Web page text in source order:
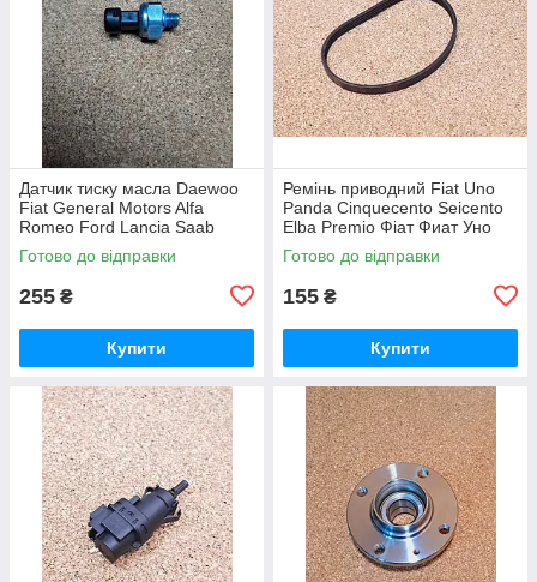
Датчик тиску масла Daewoo
Fiat General Motors Alfa
Romeo Ford Lancia Saab
Фиат Фіат Форд Сааб
Готово до відправки
255 ₴
Купити
Ремінь приводний Fiat Uno
Panda Cinquecento Seicento
Elba Premio Фіат Фиат Уно
Панда Сиквенсенто
Сіквенсенто Сисенто Сісенто
Готово до відправки
155 ₴
Купити